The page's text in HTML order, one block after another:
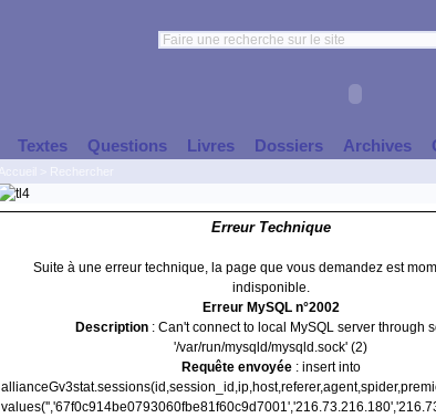
Textes Questions Livres Dossiers Archives
Erreur Technique
Suite à une erreur technique, la page que vous demandez est
indisponible.
Erreur MySQL n°2002
Description: Can't connect to local MySQL server through
'/var/run/mysqld/mysqld.sock' (2)
Requête envoyée: insert into